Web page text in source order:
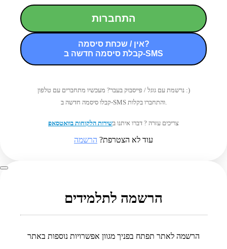
התחברות
אין / שכחת סיסמה?
קבלת סיסמה חדשה ב-SMS
נרשמת עם גוגל / פייסבוק בעבר? מעכשיו מתחברים עם טלפון :)
קבלו סיסמה חדשה ב-SMS והתחברו בקלות.
צריכים עזרה ? דברו איתנו בשירות הלקוחות בוואטסאפ
עוד לא הצטרפת? הרשמה
הרשמה לתלמידים
הרשמה לאתר תפתח בפניך מגוון אפשרויות נוספות באתר